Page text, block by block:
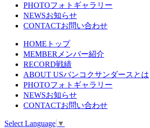
PHOTOフォトギャラリー
NEWSお知らせ
CONTACTお問い合わせ
HOME トップ
MEMBER メンバー紹介
RECORD戦績
ABOUT USバンコクサンダースとは
PHOTOフォトギャラリー
NEWSお知らせ
CONTACTお問い合わせ
Select Language ▼